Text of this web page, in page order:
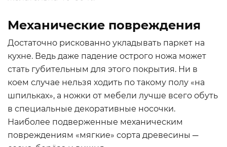
Механические повреждения
Достаточно рискованно укладывать паркет на
кухне. Ведь даже падение острого ножа может
стать губительным для этого покрытия. Ни в
коем случае нельзя ходить по такому полу «на
шпильках», а ножки от мебели лучше всего обуть
в специальные декоративные носочки.
Наиболее подверженные механическим
повреждениям «мягкие» сорта древесины ─